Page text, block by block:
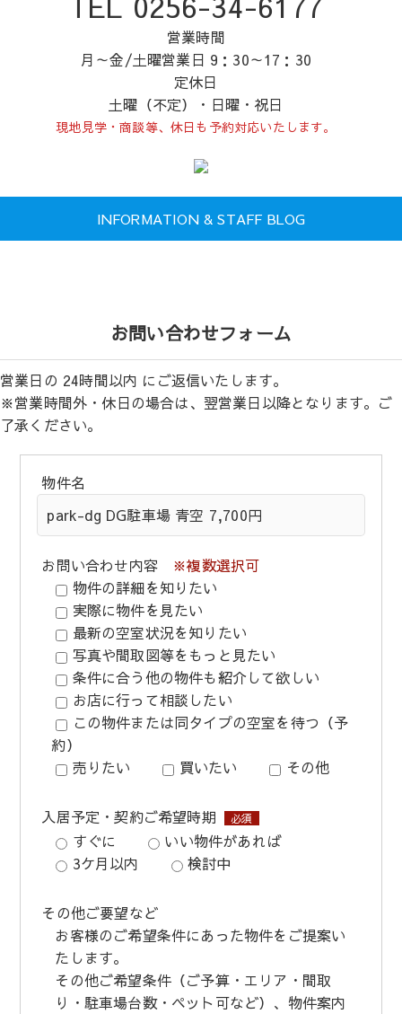
営業時間
月～金/土曜営業日 9：30～17：30
定休日
土曜（不定）・日曜・祝日
現地見学・商談等、休日も予約対応いたします。
INFORMATION & STAFF BLOG
お問い合わせフォーム
営業日の 24時間以内 にご返信いたします。
※営業時間外・休日の場合は、翌営業日以降となります。ご
了承ください。
物件名
お問い合わせ内容 ※複数選択可
物件の詳細を知りたい
実際に物件を見たい
最新の空室状況を知りたい
写真や間取図等をもっと見たい
条件に合う他の物件も紹介して欲しい
お店に行って相談したい
この物件または同タイプの空室を待つ（予
約）
売りたい
買いたい その他
入居予定・契約ご希望時期 必須
すぐに
いい物件があれば
3ケ月以内
検討中
その他ご要望など
お客様のご希望条件にあった物件をご提案い
たします。
その他ご希望条件（ご予算・エリア・間取
り・駐車場台数・ペット可など）、物件案内